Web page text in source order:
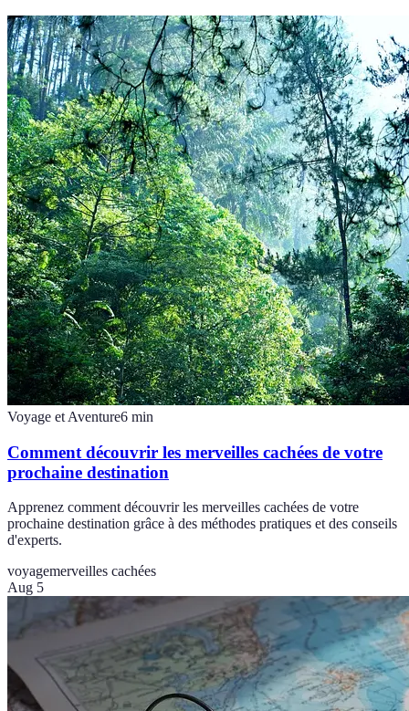
Voyage et Aventure6 min
Comment découvrir les merveilles cachées de votre
prochaine destination
Apprenez comment découvrir les merveilles cachées de votre
prochaine destination grâce à des méthodes pratiques et des conseils
d'experts.
voyagemerveilles cachées
Aug 5